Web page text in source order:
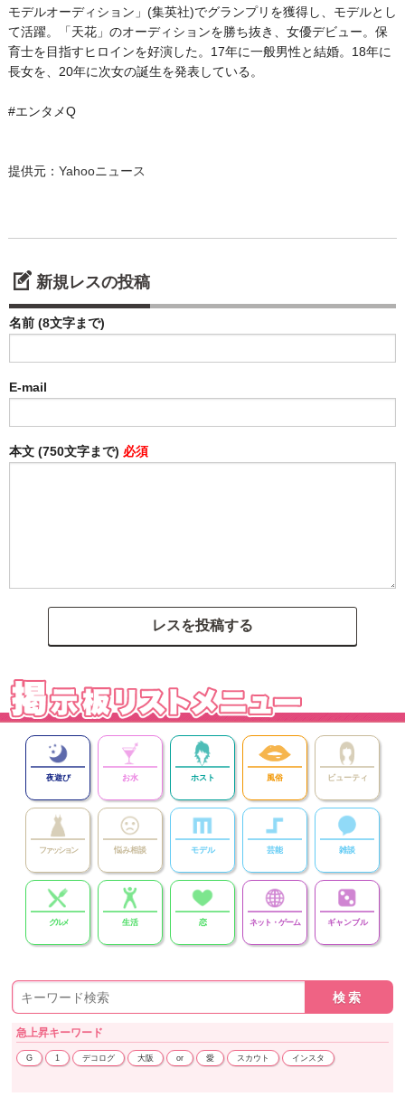
モデルオーディション」(集英社)でグランプリを獲得し、モデルとし
て活躍。「天花」のオーディションを勝ち抜き、女優デビュー。保
育士を目指すヒロインを好演した。17年に一般男性と結婚。18年に
長女を、20年に次女の誕生を発表している。
#エンタメQ
提供元： Yahooニュース
新規レスの投稿
名前 (8文字まで)
E-mail
本文 (750文字まで) 必須
夜遊び お水 ホスト 風俗 ビューティ
ファッション 悩み相談 モデル 芸能 雑談
グルメ 生活 恋 ネット・ゲーム ギャンブル
急上昇キーワード
G 1 デコログ 大阪 or 愛 スカウト インスタ